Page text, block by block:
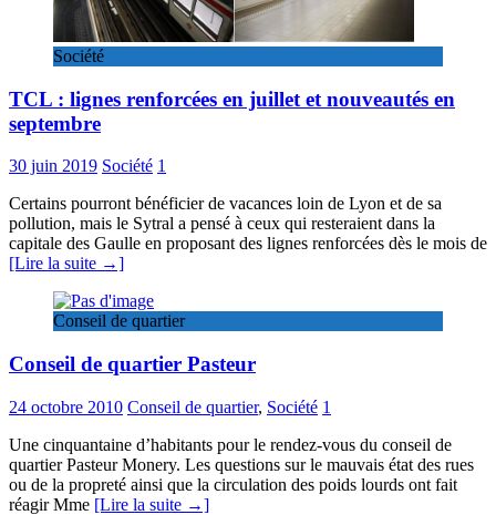
Société
TCL : lignes renforcées en juillet et nouveautés en
septembre
30 juin 2019 Société 1
Certains pourront bénéficier de vacances loin de Lyon et de sa
pollution, mais le Sytral a pensé à ceux qui resteraient dans la
capitale des Gaulle en proposant des lignes renforcées dès le mois de
[Lire la suite →]
Conseil de quartier
Conseil de quartier Pasteur
24 octobre 2010 Conseil de quartier, Société 1
Une cinquantaine d’habitants pour le rendez-vous du conseil de
quartier Pasteur Monery. Les questions sur le mauvais état des rues
ou de la propreté ainsi que la circulation des poids lourds ont fait
réagir Mme [Lire la suite →]